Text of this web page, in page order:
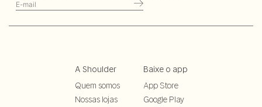
A Shoulder
Quem somos
Nossas lojas
Baixe o app
App Store
Google Play